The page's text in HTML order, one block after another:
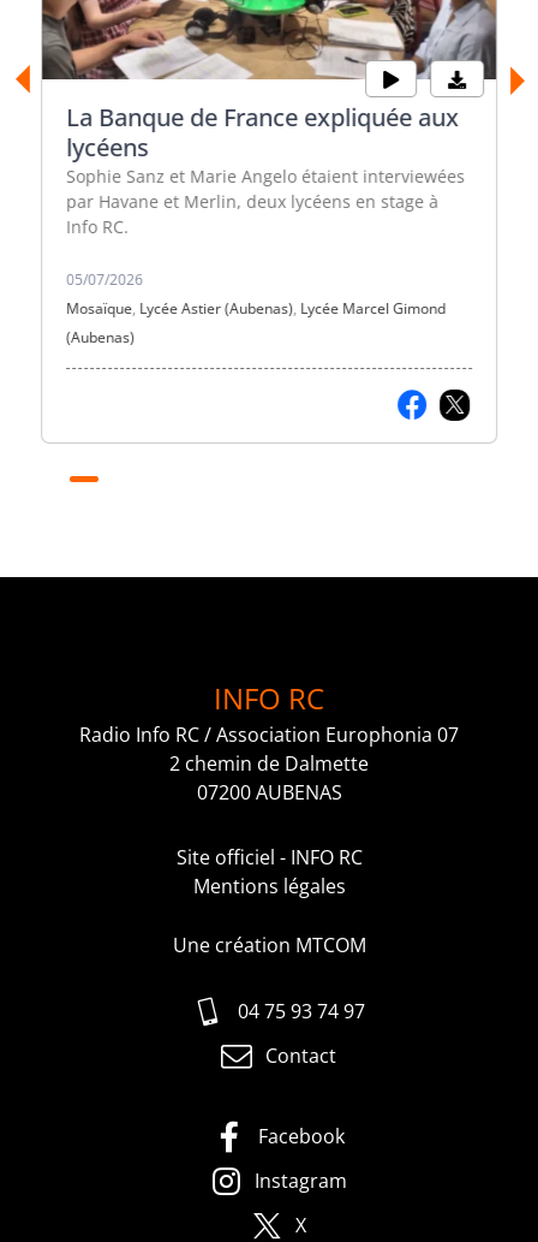
La Banque de France expliquée aux
lycéens
Sophie Sanz et Marie Angelo étaient interviewées
par Havane et Merlin, deux lycéens en stage à
Info RC.
05/07/2026
Mosaïque, Lycée Astier (Aubenas), Lycée Marcel Gimond
(Aubenas)
INFO RC
Radio Info RC / Association Europhonia 07
2 chemin de Dalmette
07200 AUBENAS
Site officiel - INFO RC
Mentions légales
Une création MTCOM
04 75 93 74 97
Contact
Facebook
Instagram
X